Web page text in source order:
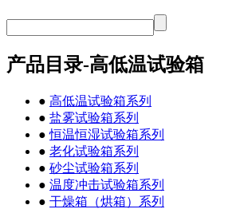
产品目录-高低温试验箱
● 高低温试验箱系列
● 盐雾试验箱系列
●恒温恒湿试验箱系列
● 老化试验箱系列
● 砂尘试验箱系列
● 温度冲击试验箱系列
● 干燥箱（烘箱）系列